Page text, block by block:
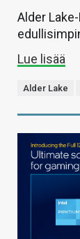
Alder
Lue lisää
Alder Lake